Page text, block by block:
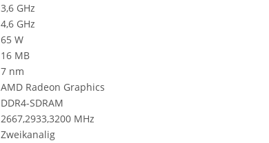
3,6 GHz
4,6 GHz
65 W
16 MB
7 nm
AMD Radeon Graphics
DDR4-SDRAM
2667,2933,3200 MHz
Zweikanalig